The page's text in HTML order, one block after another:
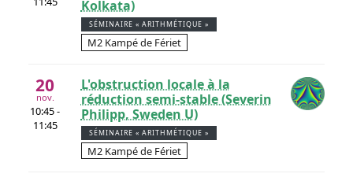
Kolkata)
SÉMINAIRE « ARITHMÉTIQUE »
M2 Kampé de Fériet
20
nov.
10:45 -
11:45
L'obstruction locale à la
réduction semi-stable (Severin
Philipp, Sweden U)
SÉMINAIRE « ARITHMÉTIQUE »
M2 Kampé de Fériet